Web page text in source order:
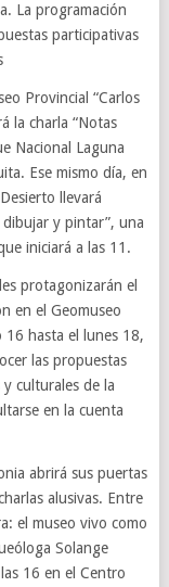
La programación
participativas
Provincial “Carlos
la charla “Notas
Nacional Laguna
Ese mismo día, en
llevará
y pintar”, una
iniciará a las 11.
protagonizarán el
en el Geomuseo
16 hasta el lunes 18,
las propuestas
culturales de la
en la cuenta
abrirá sus puertas
alusivas. Entre
el museo vivo como
Solange
16 en el Centro